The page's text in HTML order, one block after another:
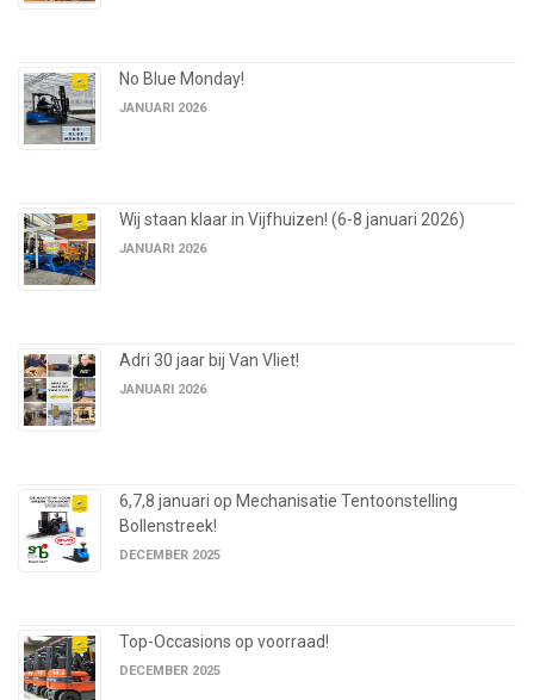
No Blue Monday!
JANUARI 2026
Wij staan klaar in Vijfhuizen! (6-8 januari 2026)
JANUARI 2026
Adri 30 jaar bij Van Vliet!
JANUARI 2026
6,7,8 januari op Mechanisatie Tentoonstelling
Bollenstreek!
DECEMBER 2025
Top-Occasions op voorraad!
DECEMBER 2025